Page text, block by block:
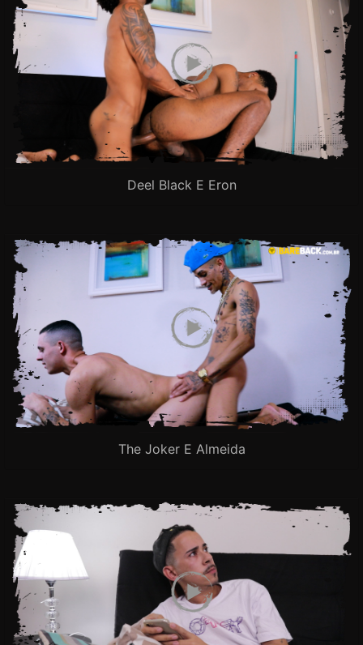
Deel Black E Eron
The Joker E Almeida